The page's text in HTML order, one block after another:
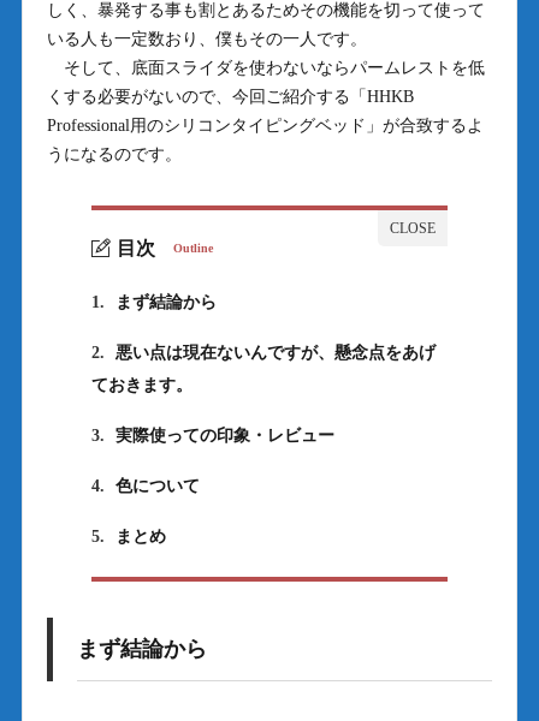
しく、暴発する事も割とあるためその機能を切って使って
いる人も一定数おり、僕もその一人です。
そして、底面スライダを使わないならパームレストを低
くする必要がないので、今回ご紹介する「HHKB
Professional用のシリコンタイピングベッド」が合致するよ
うになるのです。
目次 Outline
1. まず結論から
2.
悪い点は現在ないんですが、懸念点をあげ
ておきます。
3. 実際使っての印象・レビュー
4. 色について
5. まとめ
まず結論から